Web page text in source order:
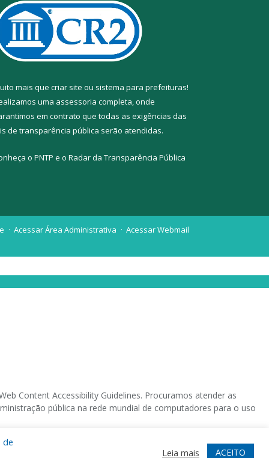
mais que criar site ou sistema para prefeituras!
uma assessoria completa, onde
em contrato que todas as exigências das
de transparência pública serão atendidas.
o PNTP e o Radar da Transparência Pública
Acessar Área Administrativa Acessar Webmail
de
Leia mais ACEITO
Content Accessibility Guidelines. Procuramos atender as
pública na rede mundial de computadores para o uso
operacional destinado deficientes visuais.